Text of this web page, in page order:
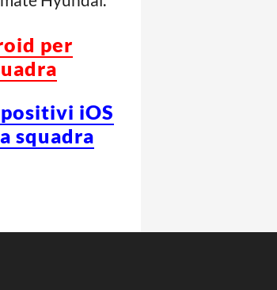
per
iOS
squadra